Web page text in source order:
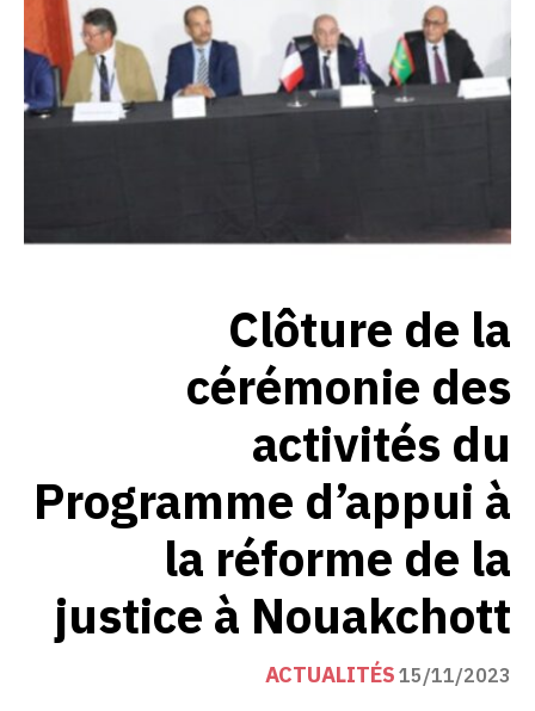
Clôture de la
cérémonie des
activités du
Programme d’appui à
la réforme de la
justice à Nouakchott
ACTUALITÉS15/11/2023